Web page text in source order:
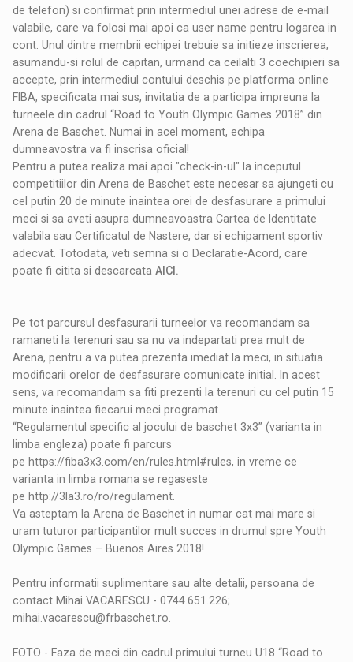
de telefon) si confirmat prin intermediul unei adrese de e-mail
valabile, care va folosi mai apoi ca user name pentru logarea in
cont. Unul dintre membrii echipei trebuie sa initieze inscrierea,
asumandu-si rolul de capitan, urmand ca ceilalti 3 coechipieri sa
accepte, prin intermediul contului deschis pe platforma online
FIBA, specificata mai sus, invitatia de a participa impreuna la
turneele din cadrul “Road to Youth Olympic Games 2018” din
Arena de Baschet. Numai in acel moment, echipa
dumneavostra va fi inscrisa oficial!
Pentru a putea realiza mai apoi "check-in-ul" la inceputul
competitiilor din Arena de Baschet este necesar sa ajungeti cu
cel putin 20 de minute inaintea orei de desfasurare a primului
meci si sa aveti asupra dumneavoastra Cartea de Identitate
valabila sau Certificatul de Nastere, dar si echipament sportiv
adecvat. Totodata, veti semna si o Declaratie-Acord, care
poate fi citita si descarcataAICI.
Pe tot parcursul desfasurarii turneelor va recomandam sa
ramaneti la terenuri sau sa nu va indepartati prea mult de
Arena, pentru a va putea prezenta imediat la meci, in situatia
modificarii orelor de desfasurare comunicate initial. In acest
sens, va recomandam sa fiti prezenti la terenuri cu cel putin 15
minute inaintea fiecarui meci programat.
“Regulamentul specific al jocului de baschet 3x3” (varianta in
limba engleza) poate fi parcurs
pehttps://fiba3x3.com/en/rules.html#rules, in vreme ce
varianta in limba romana se regaseste
pehttp://3la3.ro/ro/regulament
Va asteptam la Arena de Baschet in numar cat mai mare si
uram tuturor participantilor mult succes in drumul spre Youth
Olympic Games – Buenos Aires 2018!
Pentru informatii suplimentare sau alte detalii, persoana de
contact Mihai VACARESCU - 0744.651.226;
mihai.vacarescu@frbaschet.ro
FOTO - Faza de meci din cadrul primului turneu U18 “Road to